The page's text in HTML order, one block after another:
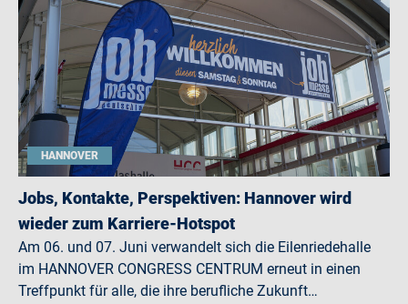
HANNOVER
Jobs, Kontakte, Perspektiven: Hannover wird
wieder zum Karriere-Hotspot
Am 06. und 07. Juni verwandelt sich die Eilenriedehalle
im HANNOVER CONGRESS CENTRUM erneut in einen
Treffpunkt für alle, die ihre berufliche Zukunft…